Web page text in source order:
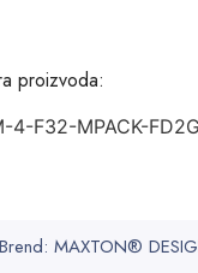
proizvoda:
4-F32-MPACK-FD2G
Brend: MAXTON®